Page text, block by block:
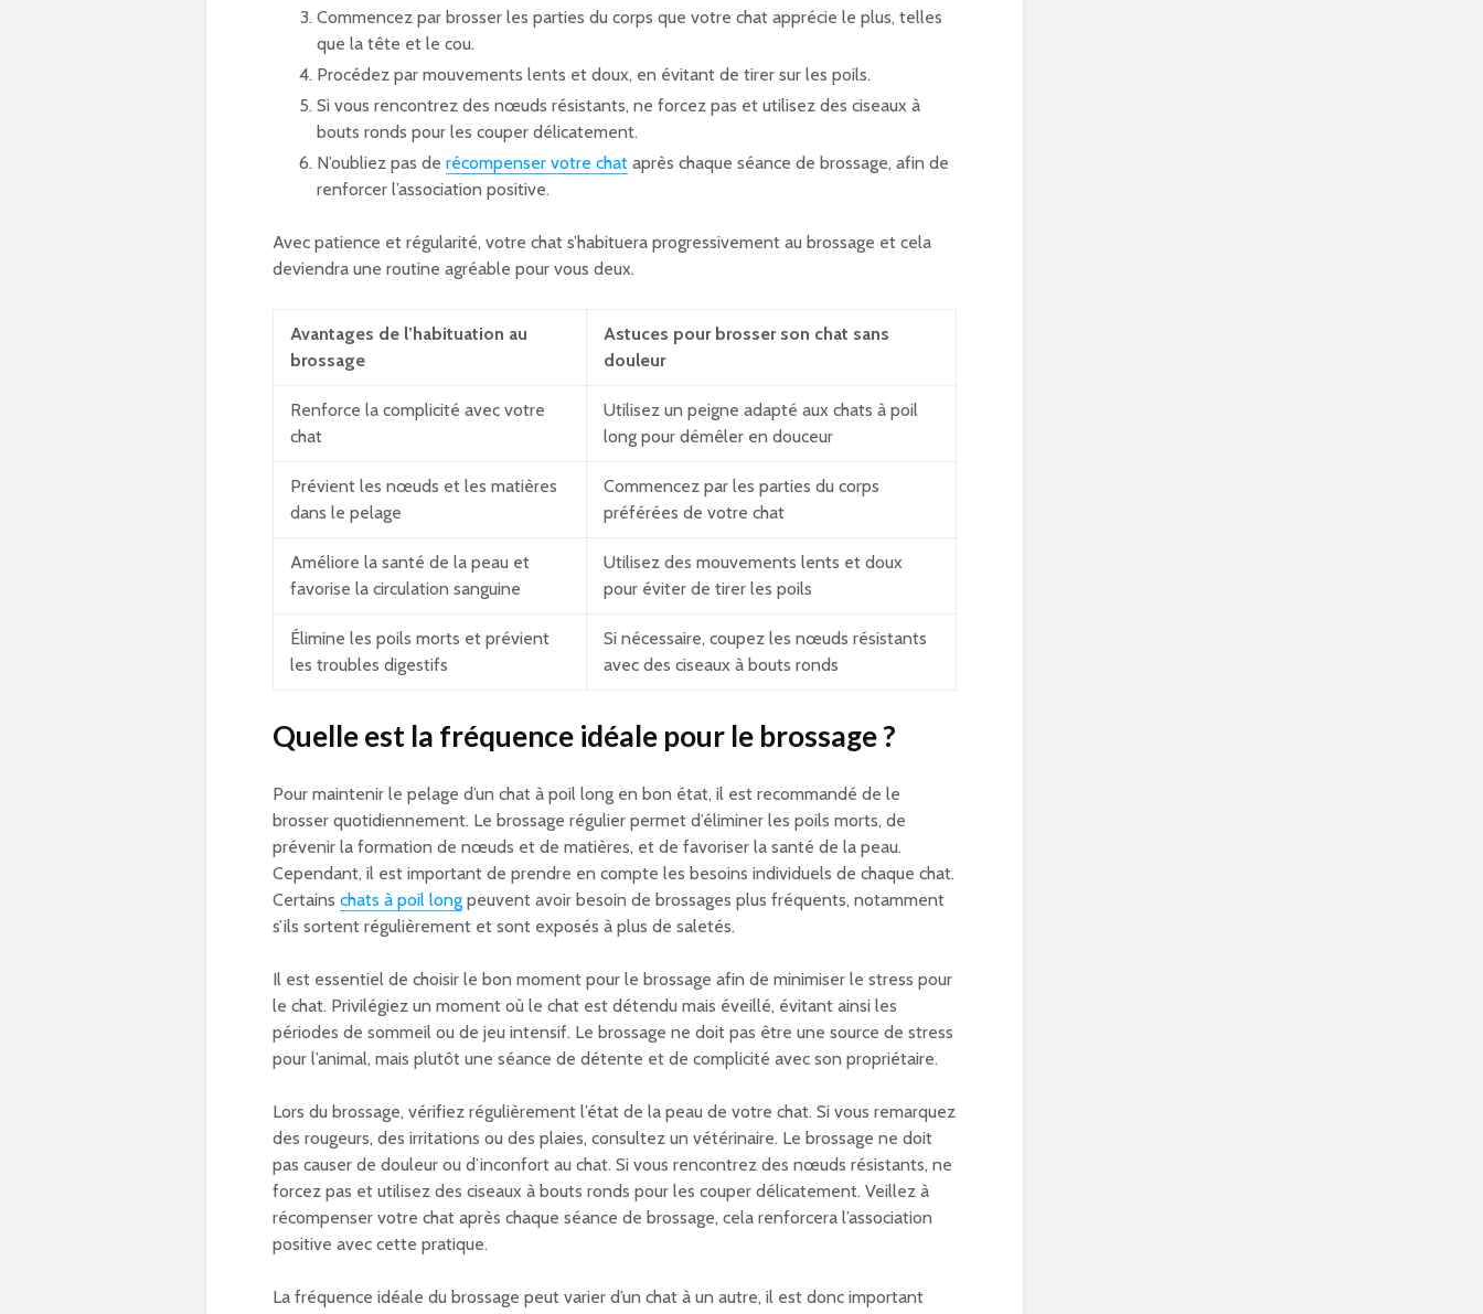
Commencez par brosser les parties du corps que votre chat apprécie le plus, telles
que la tête et le cou.
Procédez par mouvements lents et doux, en évitant de tirer sur les poils.
Si vous rencontrez des nœuds résistants, ne forcez pas et utilisez des ciseaux à
bouts ronds pour les couper délicatement.
N’oubliez pas de récompenser votre chat après chaque séance de brossage, afin de
renforcer l’association positive.
Avec patience et régularité, votre chat s’habituera progressivement au brossage et cela
deviendra une routine agréable pour vous deux.
Avantages de l’habituation au
brossage
Astuces pour brosser son chat sans
douleur
Renforce la complicité avec votre
chat
Utilisez un peigne adapté aux chats à poil
long pour démêler en douceur
Prévient les nœuds et les matières
dans le pelage
Commencez par les parties du corps
préférées de votre chat
Améliore la santé de la peau et
favorise la circulation sanguine
Utilisez des mouvements lents et doux
pour éviter de tirer les poils
Élimine les poils morts et prévient
les troubles digestifs
Si nécessaire, coupez les nœuds résistants
avec des ciseaux à bouts ronds
Quelle est la fréquence idéale pour le brossage ?
Pour maintenir le pelage d’un chat à poil long en bon état, il est recommandé de le
brosser quotidiennement. Le brossage régulier permet d’éliminer les poils morts, de
prévenir la formation de nœuds et de matières, et de favoriser la santé de la peau.
Cependant, il est important de prendre en compte les besoins individuels de chaque chat.
Certains chats à poil long peuvent avoir besoin de brossages plus fréquents, notamment
s’ils sortent régulièrement et sont exposés à plus de saletés.
Il est essentiel de choisir le bon moment pour le brossage afin de minimiser le stress pour
le chat. Privilégiez un moment où le chat est détendu mais éveillé, évitant ainsi les
périodes de sommeil ou de jeu intensif. Le brossage ne doit pas être une source de stress
pour l’animal, mais plutôt une séance de détente et de complicité avec son propriétaire.
Lors du brossage, vérifiez régulièrement l’état de la peau de votre chat. Si vous remarquez
des rougeurs, des irritations ou des plaies, consultez un vétérinaire. Le brossage ne doit
pas causer de douleur ou d’inconfort au chat. Si vous rencontrez des nœuds résistants, ne
forcez pas et utilisez des ciseaux à bouts ronds pour les couper délicatement. Veillez à
récompenser votre chat après chaque séance de brossage, cela renforcera l’association
positive avec cette pratique.
La fréquence idéale du brossage peut varier d’un chat à un autre, il est donc important